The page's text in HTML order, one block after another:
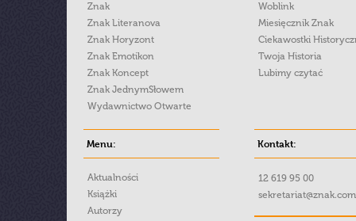
Znak
Znak Literanova
Znak Horyzont
Znak Emotikon
Znak Koncept
Znak JednymSłowem
Wydawnictwo Otwarte
Woblink
Miesięcznik Znak
Ciekawostki
Twoja Historia
Lubimy czytać
Menu:
Aktualności
Książki
Autorzy
Kontakt:
12 619 95 00